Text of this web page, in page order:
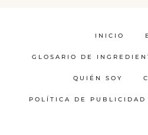
INICIO
GLOSARIO DE
QUIÉN SOY
POLÍTICA DE PUBLICIDAD